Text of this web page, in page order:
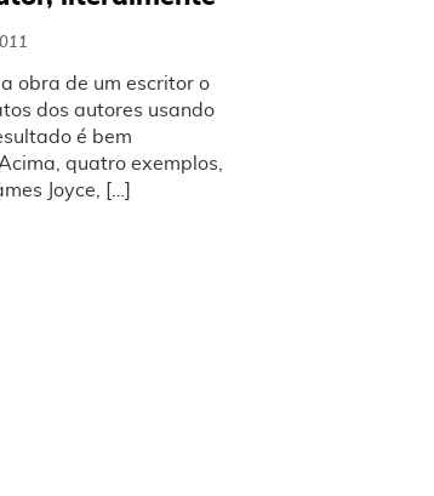
obra de um escritor o
dos autores usando
é bem
quatro exemplos,
Joyce, […]